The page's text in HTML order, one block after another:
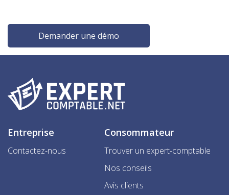
Demander une démo
Entreprise
Contactez-nous
Consommateur
Trouver un expert-comptable
Nos conseils
Avis clients